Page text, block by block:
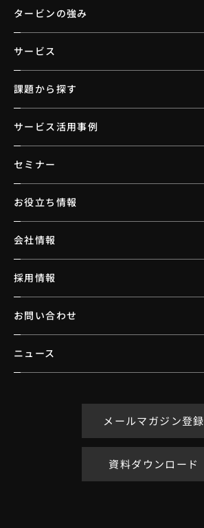
タービンの強み
サービス
課題から探す
サービス活用事例
セミナー
お役立ち情報
会社情報
採用情報
お問い合わせ
ニュース
メールマガジン登録
資料ダウンロード